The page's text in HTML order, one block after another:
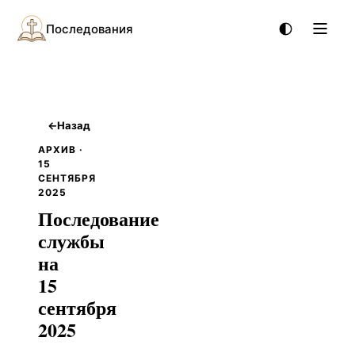
Последования
←Назад
АРХИВ ·
15
СЕНТЯБРЯ
2025
Последование
службы
на
15
сентября
2025